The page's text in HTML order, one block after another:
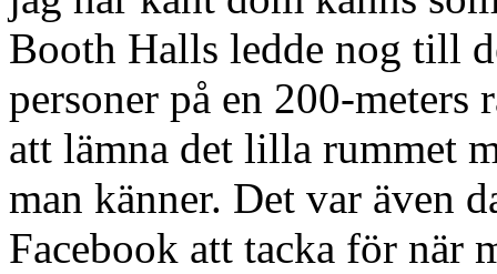
Booth Halls ledde nog till
personer på en 200-
att lämna det lilla rummet
man känner. Det var även
Facebook att tacka för när